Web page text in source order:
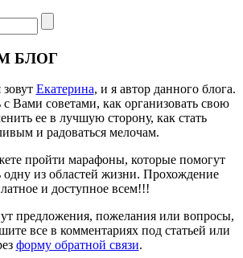
БЛОГ
Екатерина, и я автор данного блога.
с Вами советами, как организовать свою
ее в лучшую сторону, как стать
и радоваться мелочам.
пройти марафоны, которые помогут
одну из областей жизни. Прохождение
и доступное всем!!!
предложения, пожелания или вопросы,
все в комментариях под статьей или
форму обратной связи.